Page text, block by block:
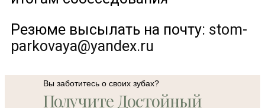
Резюме высылать на почту: stom-
parkovaya@yandex.ru
Вы заботитесь о своих зубах?
Получите Достойный